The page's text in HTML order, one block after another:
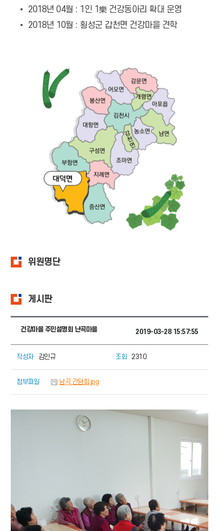
2018년 04월 : 1인 1樂 건강동아리 확대 운영
2018년 10월 : 횡성군 갑천면 건강마을 견학
위원명단
게시판
건강마을 주민설명회 난곡마을 2019-03-28 15:57:55
작성자 김인규 조회 2310
첨부파일 남곡 간담회.jpg